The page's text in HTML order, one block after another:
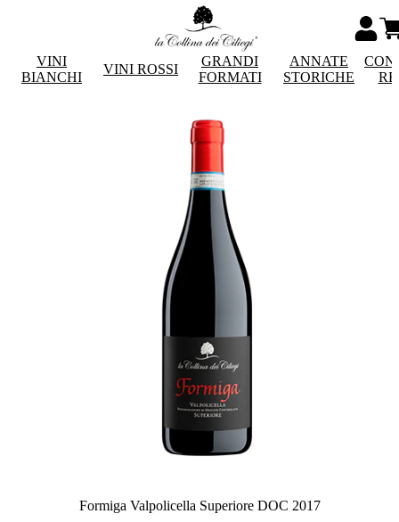
VINI
BIANCHI
VINI ROSSI
GRANDI
FORMATI
ANNATE
STORICHE
Formiga Valpolicella Superiore DOC 2017